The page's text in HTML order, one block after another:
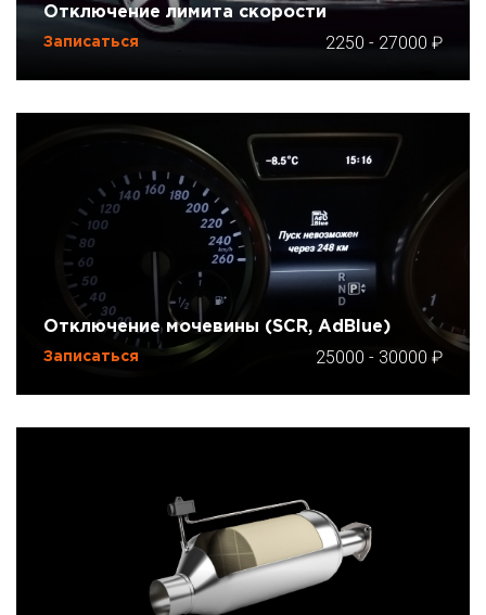
Отключение лимита скорости
Записаться 2250 - 27000
Отключение мочевины (SCR, AdBlue)
Записаться 25000 - 30000